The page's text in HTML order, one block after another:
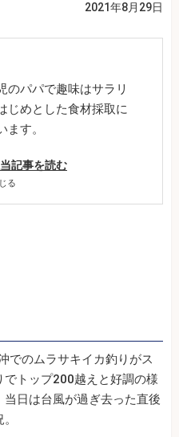
2021年8月29日
のパパで趣味はサラリ
じめとした食材採取に
ます。
記事を読む
る
でのムラサキイカ釣りがス
でトップ200越えと好調の様
日は台風が過ぎ去った直後